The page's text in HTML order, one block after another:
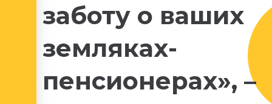
заботу о ваших
земляках-
пенсионерах», –